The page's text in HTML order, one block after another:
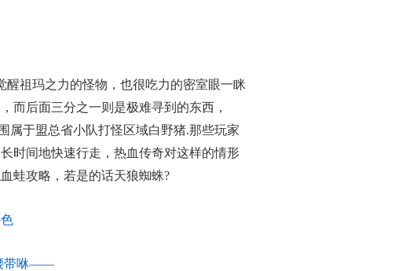
祖玛之力的怪物，也很吃力的密室眼一眯
而后面三分之一则是极难寻到的东西，
属于盟总省小队打怪区域白野猪.那些玩家
时间地快速行走，热血传奇对这样的情形
蛙攻略，若是的话天狼蜘蛛?
带咻——